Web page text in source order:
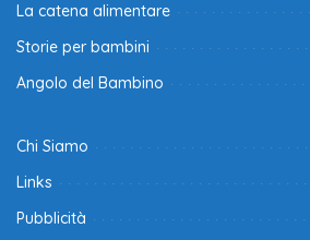
La catena alimentare
Storie per bambini
Angolo del Bambino
Chi Siamo
Links
Pubblicità